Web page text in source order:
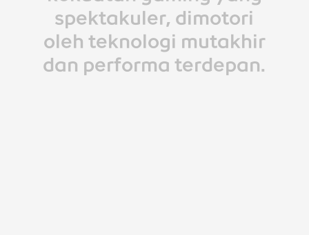
spektakuler, dimotori
oleh teknologi mutakhir
dan performa terdepan.